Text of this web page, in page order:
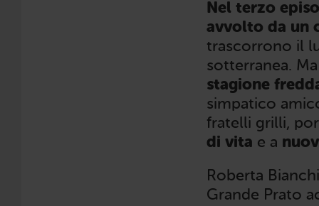
Nel terzo
avvolto da un
trascorrono il
sotterranea.
stagione
simpatico
fratelli grilli,
di vita e a
Roberta
Grande Prato